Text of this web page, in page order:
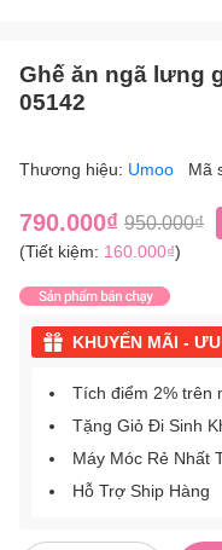
Ghế ăn ngã lưng
05142
Thương hiệu: Umoo Mã
790.000₫ 950.000₫
(Tiết kiệm: 160.000₫)
KHUYẾN MÃI -
Tích điểm 2% trên
Tặng Giỏ Đi Sinh
Máy Móc Rẻ Nhất
Hỗ Trợ Ship Hàng